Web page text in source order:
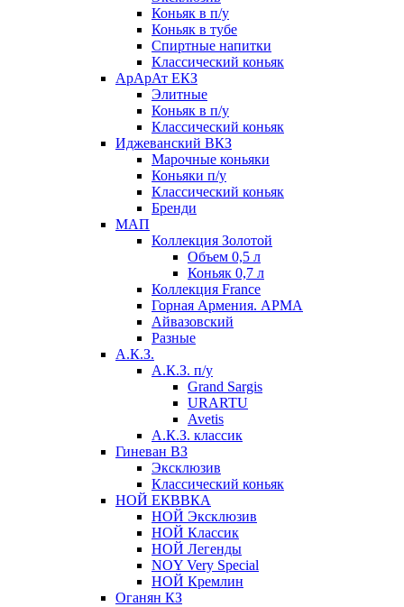
Коньяк в п/у
Коньяк в тубе
Спиртные напитки
Классический коньяк
АрАрАт ЕКЗ
Элитные
Коньяк в п/у
Классический коньяк
Иджеванский ВКЗ
Марочные коньяки
Коньяки п/у
Классический коньяк
Бренди
МАП
Коллекция Золотой
Объем 0,5 л
Коньяк 0,7 л
Коллекция France
Горная Армения. АРМА
Айвазовский
Разные
А.К.З.
А.К.З. п/у
Grand Sargis
URARTU
Avetis
А.К.З. классик
Гиневан ВЗ
Эксклюзив
Классический коньяк
НОЙ ЕКВВКА
НОЙ Эксклюзив
НОЙ Классик
НОЙ Легенды
NOY Very Speсial
НОЙ Кремлин
Оганян КЗ